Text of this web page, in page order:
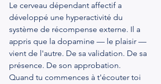
Le cerveau dépendant affectif a
développé une hyperactivité du
système de récompense externe. Il a
appris que la dopamine — le plaisir —
vient de l'autre. De sa validation. De sa
présence. De son approbation.
Quand tu commences à t'écouter toi